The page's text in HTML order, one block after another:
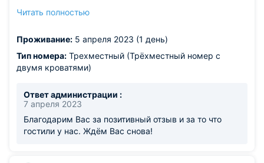
Спасибо огромное Надежде управляющей отелем, она
что есть отдельный домик с баней на 6 человек,
идеальное место для большой семьи или компании, а
также есть отдельные домики на двоих. Много из того
прошлись по посёлку, Магазин в шаговой доступности.
Обязательно приедем ещё и будем рекомендовать
своим друзьям и знакомым
Читать полностью
Проживание: 5 апреля 2023 (1 день)
Тип номера: Трехместный (Трёхместный номер с
двумя кроватями)
Ответ администрации :
7 апреля 2023
Благодарим Вас за позитивный отзыв и за то что
гостили у нас. Ждём Вас снова!